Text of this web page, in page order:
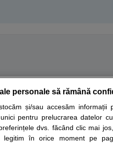
Autoevaluare simptome
ale medicilor, sfaturile si orice
stabilit in urma investigatiilor si
la dispozitie pentru programare in
personale să rămână
și/sau accesăm informații
pentru prelucrarea datelor
dvs. făcând clic mai
legitim în orice moment pe